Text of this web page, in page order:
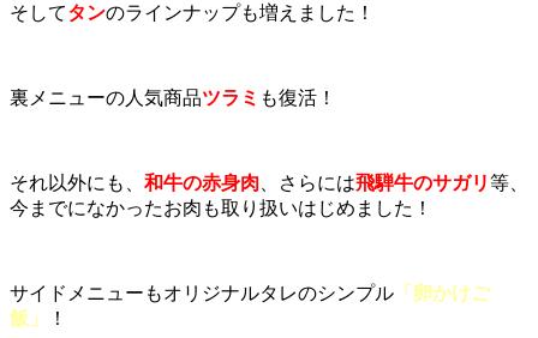
そしてタンのラインナップも増えました！
裏メニューの人気商品ツラミ も復活！
それ以外にも、 和牛の赤身肉 、さらには飛騨牛のサガリ等、
今までになかったお肉も取り扱いはじめました！
サイドメニューもオリジナルタレのシンプル 「卵かけご
飯」
！